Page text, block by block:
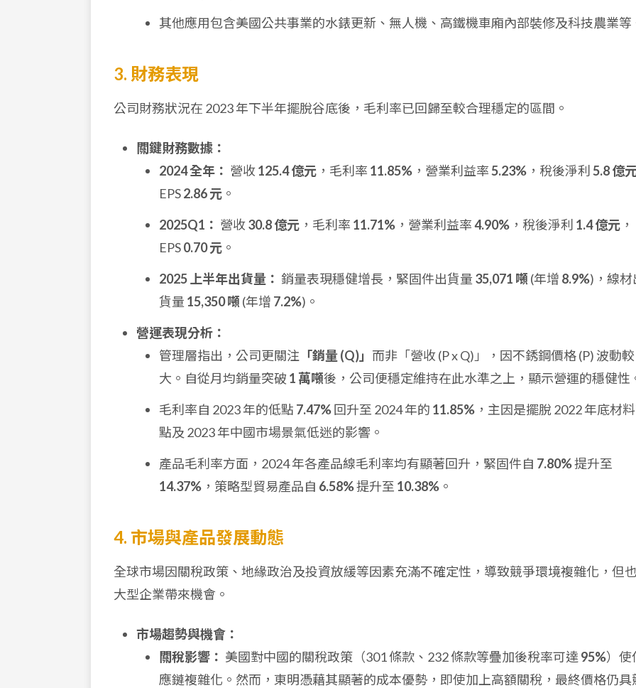
其他應用包含美國公共事業的水錶更新、無人機、高鐵機車廂內部裝修及科技農業等
3. 財務表現
公司財務狀況在 2023 年下半年擺脫谷底後，毛利率已回歸至較合理穩定的區間。
關鍵財務數據：
2024 全年： 營收125.4 億元 ，毛利率 11.85% ，營業利益率5.23% ，稅後淨利 5.8 億
EPS2.86 元 。
2025Q1： 營收30.8 億元 ，毛利率 11.71% ，營業利益率4.90% ，稅後淨利 1.4 億元 ，
EPS0.70 元 。
2025 上半年出貨量： 銷量表現穩健增長，緊固件出貨量 35,071 噸 (年增 8.9%)，線材
貨量 15,350 噸 (年增 7.2%)。
營運表現分析：
管理層指出，公司更關注 「銷量 (Q)」 而非「營收 (P x Q)」，因不銹鋼價格 (P) 波動較
大。自從月均銷量突破 1 萬噸後，公司便穩定維持在此水準之上，顯示營運的穩健性
毛利率自 2023 年的低點 7.47%回升至 2024 年的 11.85% ，主因是擺脫 2022 年底材
點及 2023 年中國市場景氣低迷的影響。
產品毛利率方面，2024 年各產品線毛利率均有顯著回升，緊固件自 7.80%提升至
14.37% ，策略型貿易產品自 6.58%提升至 10.38% 。
4. 市場與產品發展動態
全球市場因關稅政策、地緣政治及投資放緩等因素充滿不確定性，導致競爭環境複雜化，但
大型企業帶來機會。
市場趨勢與機會：
關稅影響： 美國對中國的關稅政策（301 條款、232 條款等疊加後稅率可達 95%）使
應鏈複雜化。然而，東明憑藉其顯著的成本優勢，即使加上高額關稅，最終價格仍具